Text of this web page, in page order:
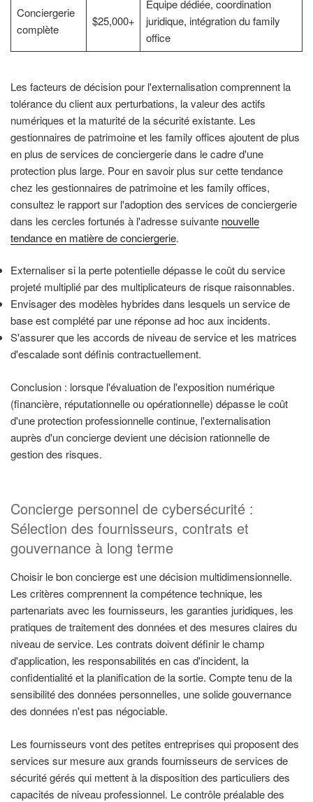
Conciergerie
complète
$25,000+
Équipe dédiée, coordination
juridique, intégration du family
office
Les facteurs de décision pour l'externalisation comprennent la
tolérance du client aux perturbations, la valeur des actifs
numériques et la maturité de la sécurité existante. Les
gestionnaires de patrimoine et les family offices ajoutent de plus
en plus de services de conciergerie dans le cadre d'une
protection plus large. Pour en savoir plus sur cette tendance
chez les gestionnaires de patrimoine et les family offices,
consultez le rapport sur l'adoption des services de conciergerie
dans les cercles fortunés à l'adresse suivante nouvelle
tendance en matière de conciergerie.
Externaliser si la perte potentielle dépasse le coût du service
projeté multiplié par des multiplicateurs de risque raisonnables.
Envisager des modèles hybrides dans lesquels un service de
base est complété par une réponse ad hoc aux incidents.
S'assurer que les accords de niveau de service et les matrices
d'escalade sont définis contractuellement.
Conclusion : lorsque l'évaluation de l'exposition numérique
(financière, réputationnelle ou opérationnelle) dépasse le coût
d'une protection professionnelle continue, l'externalisation
auprès d'un concierge devient une décision rationnelle de
gestion des risques.
Concierge personnel de cybersécurité :
Sélection des fournisseurs, contrats et
gouvernance à long terme
Choisir le bon concierge est une décision multidimensionnelle.
Les critères comprennent la compétence technique, les
partenariats avec les fournisseurs, les garanties juridiques, les
pratiques de traitement des données et des mesures claires du
niveau de service. Les contrats doivent définir le champ
d'application, les responsabilités en cas d'incident, la
confidentialité et la planification de la sortie. Compte tenu de la
sensibilité des données personnelles, une solide gouvernance
des données n'est pas négociable.
Les fournisseurs vont des petites entreprises qui proposent des
services sur mesure aux grands fournisseurs de services de
sécurité gérés qui mettent à la disposition des particuliers des
capacités de niveau professionnel. Le contrôle préalable des